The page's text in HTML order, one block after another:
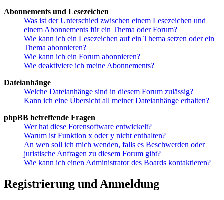
Abonnements und Lesezeichen
Was ist der Unterschied zwischen einem Lesezeichen und
einem Abonnements für ein Thema oder Forum?
Wie kann ich ein Lesezeichen auf ein Thema setzen oder ein
Thema abonnieren?
Wie kann ich ein Forum abonnieren?
Wie deaktiviere ich meine Abonnements?
Dateianhänge
Welche Dateianhänge sind in diesem Forum zulässig?
Kann ich eine Übersicht all meiner Dateianhänge erhalten?
phpBB betreffende Fragen
Wer hat diese Forensoftware entwickelt?
Warum ist Funktion x oder y nicht enthalten?
An wen soll ich mich wenden, falls es Beschwerden oder
juristische Anfragen zu diesem Forum gibt?
Wie kann ich einen Administrator des Boards kontaktieren?
Registrierung und Anmeldung